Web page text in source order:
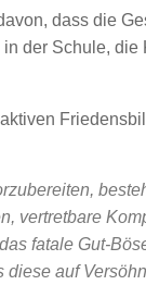
dass die
der Schule, die
vertretbare
fatale Gut-
auf